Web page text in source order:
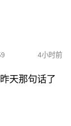
4小时前
天那句话了